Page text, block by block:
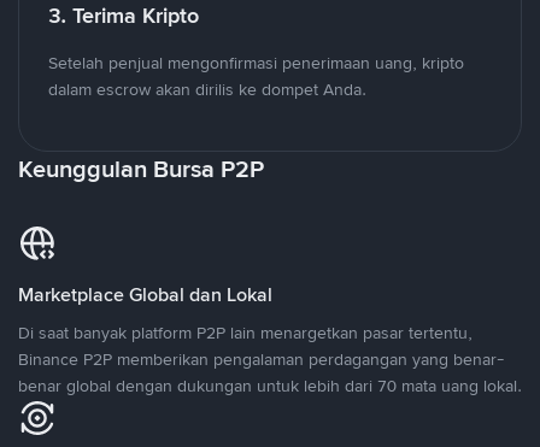
3. Terima Kripto
Setelah penjual mengonfirmasi penerimaan uang, kripto
dalam escrow akan dirilis ke dompet Anda.
Keunggulan Bursa P2P
Marketplace Global dan Lokal
Di saat banyak platform P2P lain menargetkan pasar tertentu,
Binance P2P memberikan pengalaman perdagangan yang benar-
benar global dengan dukungan untuk lebih dari 70 mata uang lokal.